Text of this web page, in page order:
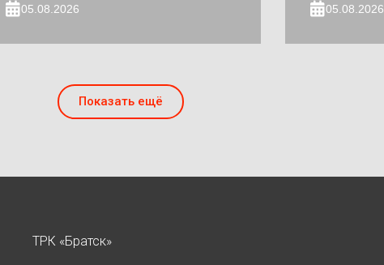
05.08.2026 05.08.2026
Показать ещё
ТРК «Братск»